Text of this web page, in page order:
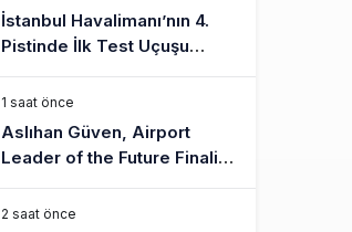
İstanbul Havalimanı’nın 4.
Pistinde İlk Test Uçuşu
Yapıldı
1 saat önce
Aslıhan Güven, Airport
Leader of the Future Finalisti
Oldu
2 saat önce